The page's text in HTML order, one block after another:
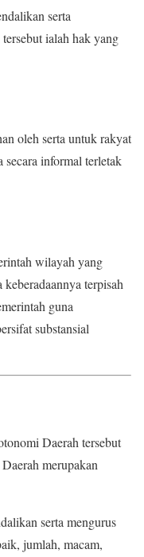
serta
ialah hak yang
oleh serta untuk rakyat
informal terletak
wilayah yang
terpisah
guna
substansial
Daerah tersebut
merupakan
serta mengurus
jumlah, macam,